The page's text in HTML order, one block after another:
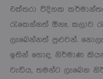
එක්තරා විදිහක
රැකෙන්නත් ඕනෑ. කලාව
ලැබෙන්නත් පුළුවන්.
ඉතින් හොඳ නිර්මාණ
වැඩිය, තමන්ට ලැබෙන